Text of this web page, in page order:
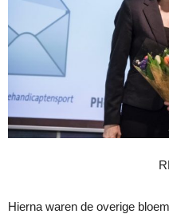
Hierna waren de overige